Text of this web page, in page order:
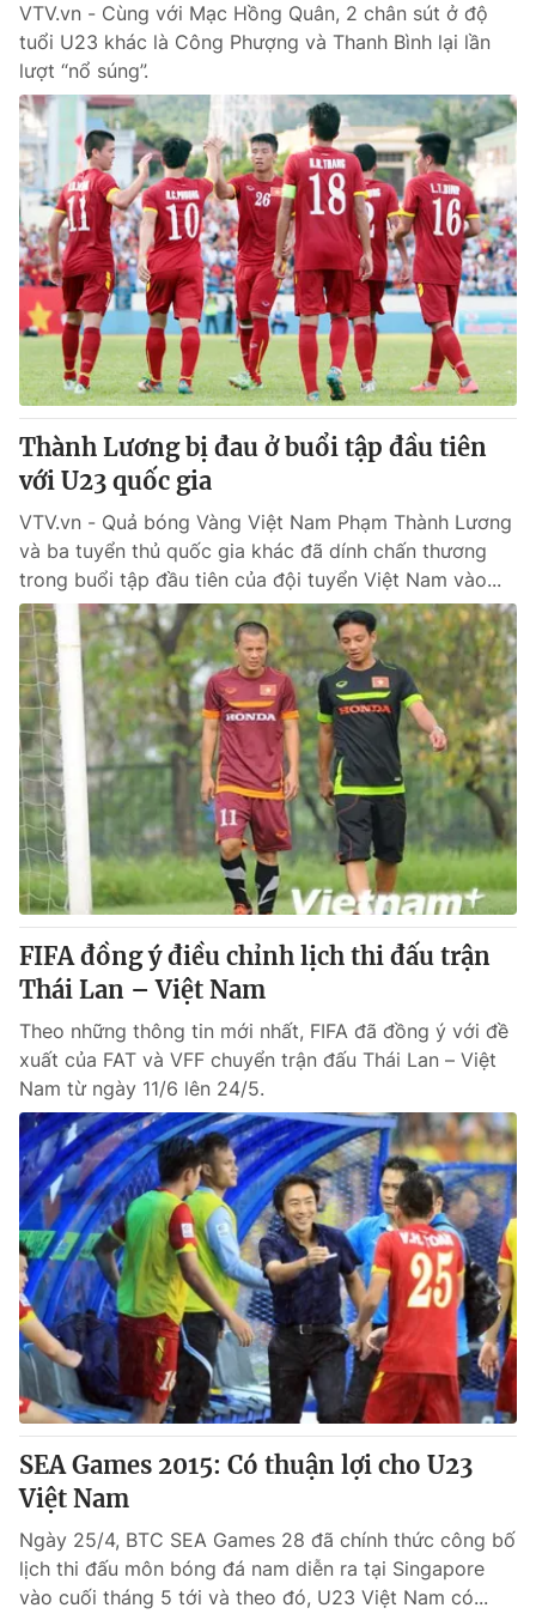
VTV.vn - Cùng với Mạc Hồng Quân, 2 chân sút ở độ
tuổi U23 khác là Công Phượng và Thanh Bình lại lần
lượt “nổ súng”.
Thành Lương bị đau ở buổi tập đầu tiên
với U23 quốc gia
VTV.vn - Quả bóng Vàng Việt Nam Phạm Thành Lương
và ba tuyển thủ quốc gia khác đã dính chấn thương
trong buổi tập đầu tiên của đội tuyển Việt Nam vào...
FIFA đồng ý điều chỉnh lịch thi đấu trận
Thái Lan – Việt Nam
Theo những thông tin mới nhất, FIFA đã đồng ý với đề
xuất của FAT và VFF chuyển trận đấu Thái Lan – Việt
Nam từ ngày 11/6 lên 24/5.
SEA Games 2015: Có thuận lợi cho U23
Việt Nam
Ngày 25/4, BTC SEA Games 28 đã chính thức công bố
lịch thi đấu môn bóng đá nam diễn ra tại Singapore
vào cuối tháng 5 tới và theo đó, U23 Việt Nam có...